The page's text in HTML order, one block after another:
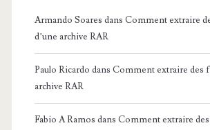
Armando Soares dans Comment extraire
d’une archive RAR
Paulo Ricardo dans Comment extraire des
archive RAR
Fabio A Ramos dans Comment extraire